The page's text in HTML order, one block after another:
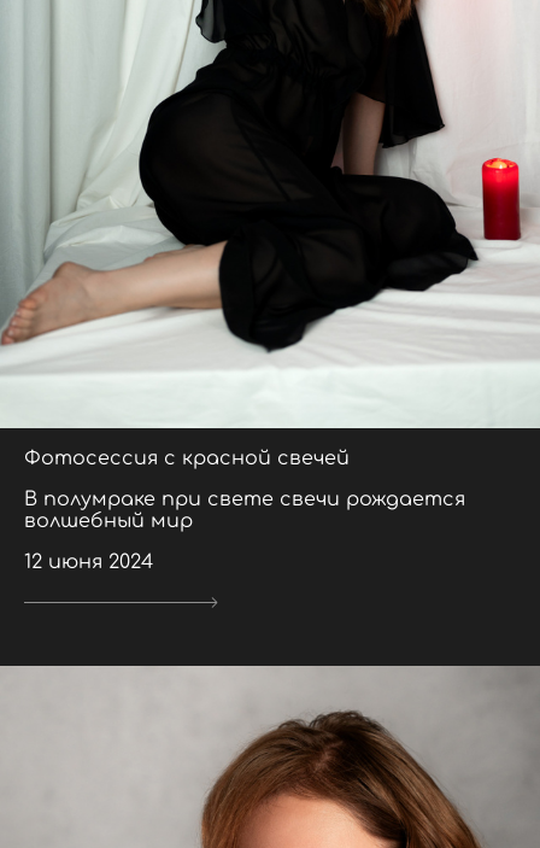
Фотосессия с красной свечей
В полумраке при свете свечи рождается
волшебный мир
12 июня 2024